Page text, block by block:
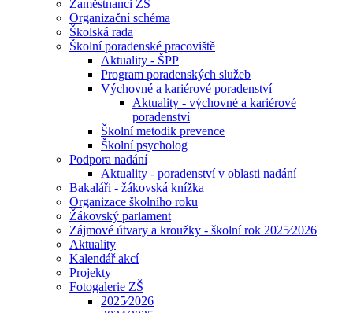
Zaměstnanci ZŠ
Organizační schéma
Školská rada
Školní poradenské pracoviště
Aktuality - ŠPP
Program poradenských služeb
Výchovné a kariérové poradenství
Aktuality - výchovné a kariérové
poradenství
Školní metodik prevence
Školní psycholog
Podpora nadání
Aktuality - poradenství v oblasti nadání
Bakaláři - žákovská knížka
Organizace školního roku
Žákovský parlament
Zájmové útvary a kroužky - školní rok 2025⁄2026
Aktuality
Kalendář akcí
Projekty
Fotogalerie ZŠ
2025⁄2026